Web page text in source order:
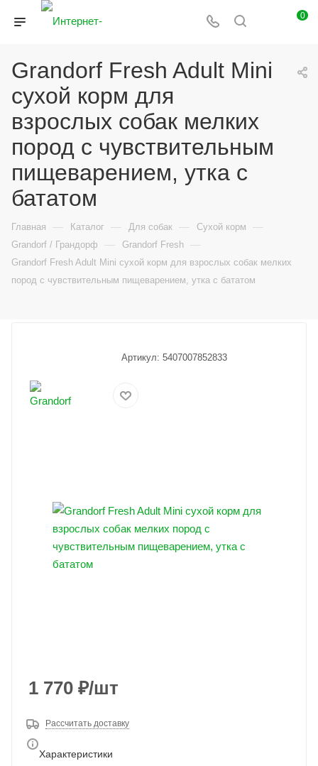
0
Grandorf Fresh Adult Mini
сухой корм для
взрослых собак мелких
пород с чувствительным
пищеварением, утка с
бататом
Главная — Каталог — Для собак — Сухой корм —
Grandorf / Грандорф — Grandorf Fresh —
Grandorf Fresh Adult Mini сухой корм для взрослых собак мелких
пород с чувствительным пищеварением, утка с бататом
Артикул: 5407007852833
1 770 ₽/шт
Рассчитать доставку
Характеристики